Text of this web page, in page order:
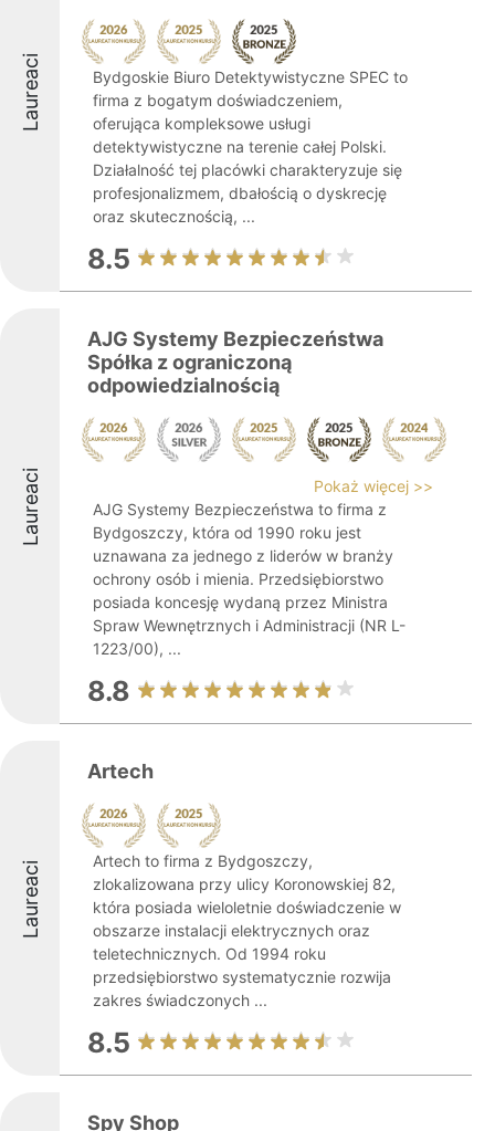
Laureaci
Bydgoskie Biuro Detektywistyczne SPEC to
firma z bogatym doświadczeniem,
oferująca kompleksowe usługi
detektywistyczne na terenie całej Polski.
Działalność tej placówki charakteryzuje się
profesjonalizmem, dbałością o dyskrecję
oraz skutecznością, ...
8.5
Laureaci
AJG Systemy Bezpieczeństwa
Spółka z ograniczoną
odpowiedzialnością
Pokaż więcej >>
AJG Systemy Bezpieczeństwa to firma z
Bydgoszczy, która od 1990 roku jest
uznawana za jednego z liderów w branży
ochrony osób i mienia. Przedsiębiorstwo
posiada koncesję wydaną przez Ministra
Spraw Wewnętrznych i Administracji (NR L-
1223/00), ...
8.8
Laureaci
Artech
Artech to firma z Bydgoszczy,
zlokalizowana przy ulicy Koronowskiej 82,
która posiada wieloletnie doświadczenie w
obszarze instalacji elektrycznych oraz
teletechnicznych. Od 1994 roku
przedsiębiorstwo systematycznie rozwija
zakres świadczonych ...
8.5
Spy Shop